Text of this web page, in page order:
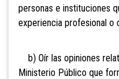
personas e instituciones
experiencia profesional o
b) Oír las opiniones
Ministerio Público que